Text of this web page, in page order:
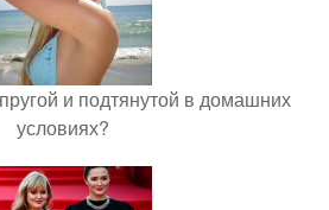
и подтянутой в домашних
условиях?